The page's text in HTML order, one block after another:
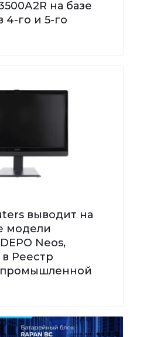
на базе
4-го и 5-го
выводит на
модели
Neos,
Реестр